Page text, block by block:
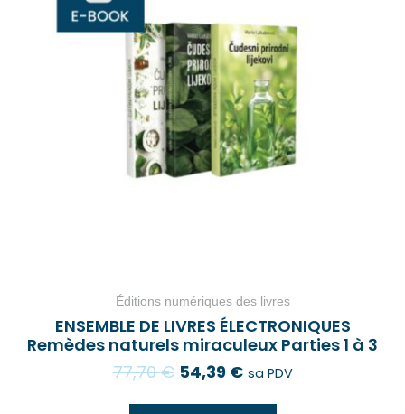
Éditions numériques des livres
ENSEMBLE DE LIVRES ÉLECTRONIQUES
Remèdes naturels miraculeux Parties 1 à 3
77,70€ 54,39 € sa PDV